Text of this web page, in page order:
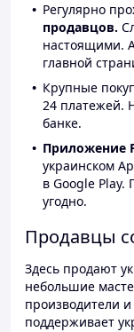
Регулярно
продавцов.
настоящими.
главной
Крупные
24 платежей.
банке.
Приложение
украинском
в Google Play.
угодно.
Продавцы
Здесь продают
небольшие
производители
поддерживает